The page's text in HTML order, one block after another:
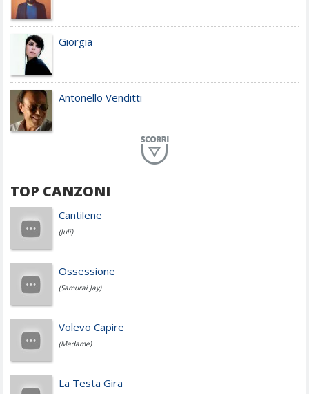
Giorgia
Antonello Venditti
Achille Lauro
Cesare Cremonini
Jovanotti
Fedez
TOP CANZONI
Cantilene
(Juli)
Ossessione
(Samurai Jay)
Volevo Capire
(Madame)
La Testa Gira